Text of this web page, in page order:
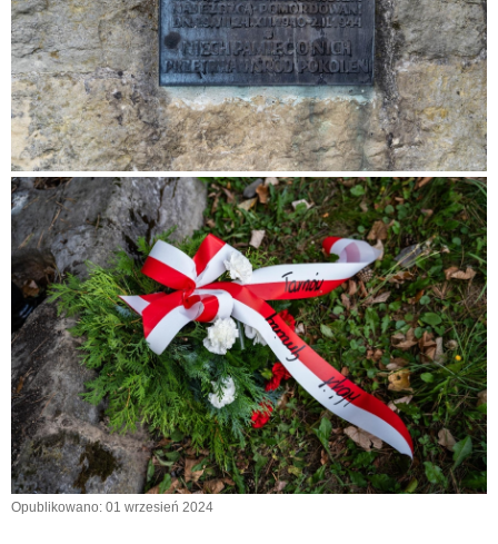
Opublikowano: 01 wrzesień 2024